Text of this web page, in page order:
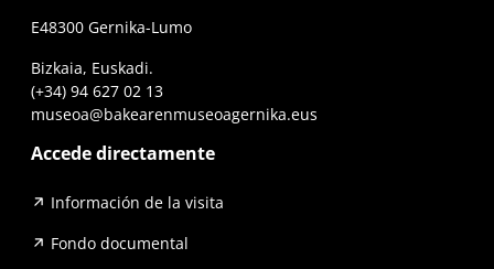
E48300 Gernika-Lumo
Bizkaia, Euskadi.
(+34) 94 627 02 13
museoa@bakearenmuseoagernika.eus
Accede directamente
Información de la visita
Fondo documental